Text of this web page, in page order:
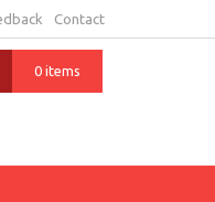
Contact
0 items